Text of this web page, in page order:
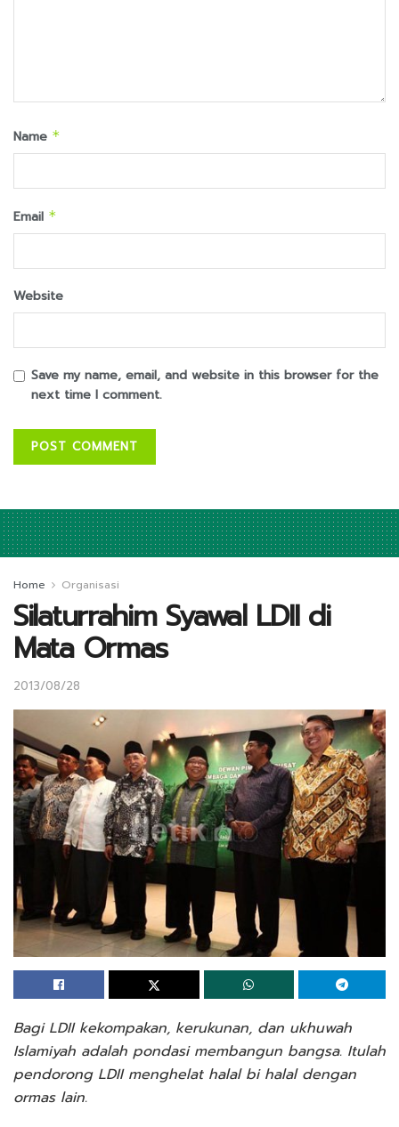
Name *
Email *
Website
Save my name, email, and website in this browser for the
next time I comment.
Home Organisasi
Silaturrahim Syawal LDII di
Mata Ormas
2013/08/28
Bagi LDII kekompakan, kerukunan, dan ukhuwah
Islamiyah adalah pondasi membangun bangsa. Itulah
pendorong LDII menghelat halal bi halal dengan
ormas lain.